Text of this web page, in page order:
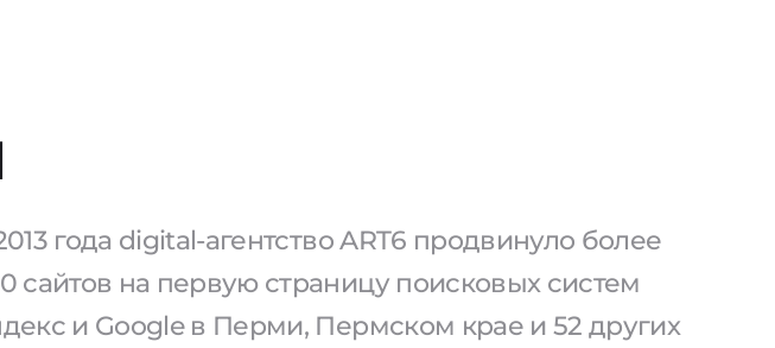
года digital-агентство ART6 продвинуло более
сайтов на первую страницу поисковых систем
и Google в Перми, Пермском крае и 52 других